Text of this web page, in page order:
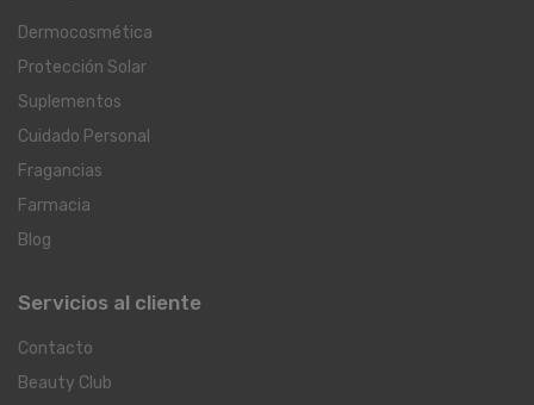
Dermocosmética
Protección Solar
Suplementos
Cuidado Personal
Fragancias
Farmacia
Blog
Servicios al cliente
Contacto
Beauty Club